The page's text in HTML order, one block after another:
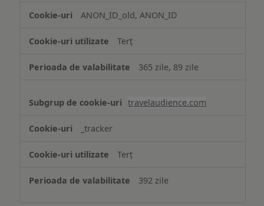
ANON_ID_old, ANON_ID
Terț
365 zile, 89 zile
travelaudience.com
_tracker
Terț
392 zile